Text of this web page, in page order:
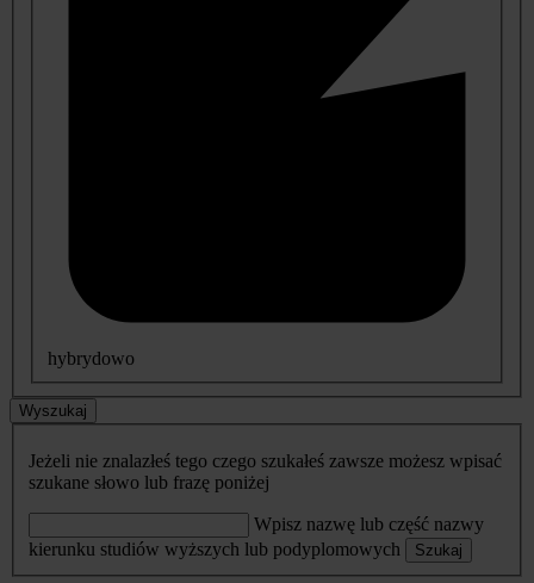
hybrydowo
Wyszukaj
Jeżeli nie znalazłeś tego czego szukałeś zawsze możesz wpisać
szukane słowo lub frazę poniżej
Wpisz nazwę lub część nazwy
kierunku studiów wyższych lub podyplomowych
Szukaj